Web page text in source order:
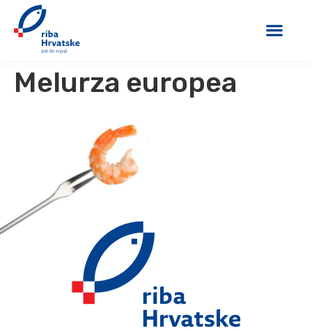
Melurza europea